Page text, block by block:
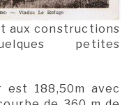
aux constructions
petites
est 188,50m avec